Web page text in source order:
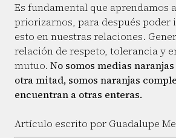
Es fundamental que aprendamos
priorizarnos, para después
esto en nuestras relaciones.
relación de respeto, tolerancia y
mutuo. No somos medias
otra mitad, somos naranjas
encuentran a otras enteras.
Artículo escrito por Guadalupe